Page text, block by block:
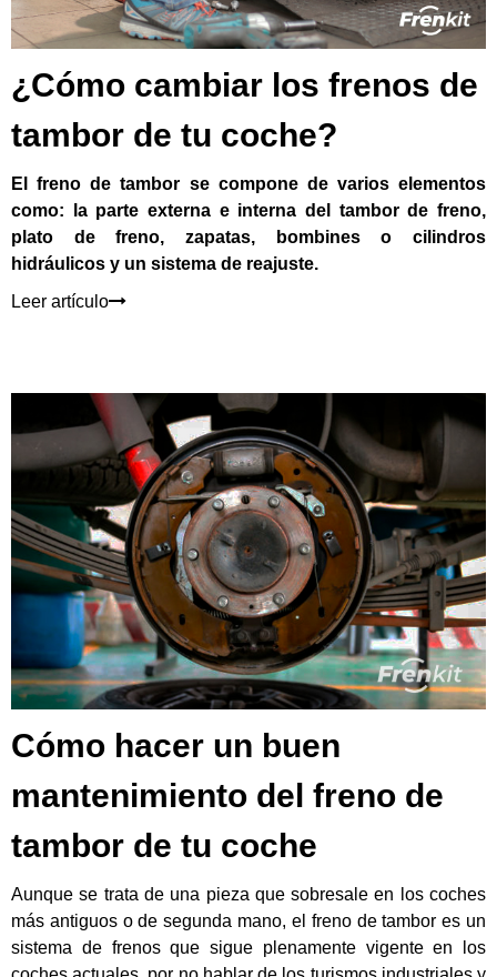
¿Cómo cambiar los frenos de
tambor de tu coche?
El freno de tambor se compone de varios elementos
como: la parte externa e interna del tambor de freno,
plato de freno, zapatas, bombines o cilindros
hidráulicos y un sistema de reajuste.
Leer artículo
Cómo hacer un buen
mantenimiento del freno de
tambor de tu coche
Aunque se trata de una pieza que sobresale en los coches
más antiguos o de segunda mano, el freno de tambor es un
sistema de frenos que sigue plenamente vigente en los